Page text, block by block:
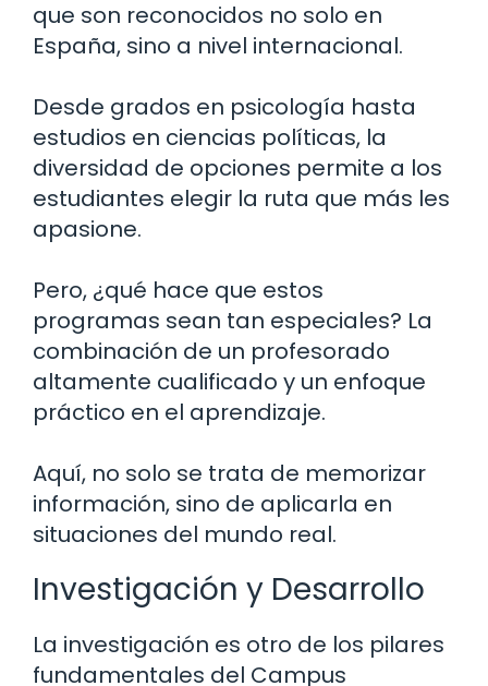
que son reconocidos no solo en
España, sino a nivel internacional.
Desde grados en psicología hasta
estudios en ciencias políticas, la
diversidad de opciones permite a los
estudiantes elegir la ruta que más les
apasione.
Pero, ¿qué hace que estos
programas sean tan especiales? La
combinación de un profesorado
altamente cualificado y un enfoque
práctico en el aprendizaje.
Aquí, no solo se trata de memorizar
información, sino de aplicarla en
situaciones del mundo real.
Investigación y Desarrollo
La investigación es otro de los pilares
fundamentales del Campus